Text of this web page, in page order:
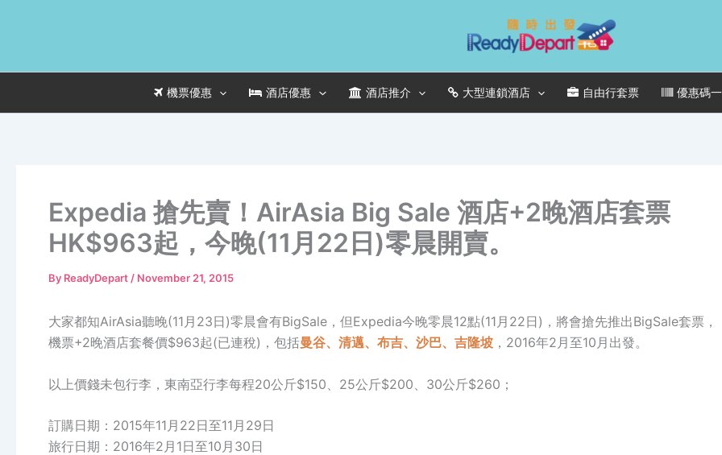
機票優惠 酒店優惠 酒店推介 大型連鎖酒店 自由行套票 優惠碼
Expedia 搶先賣！AirAsia Big Sale 酒店+2晚酒店套票
HK$963起，今晚(11月22日)零晨開賣。
By ReadyDepart / November 21, 2015
大家都知AirAsia聽晚(11月23日)零晨會有BigSale，但Expedia今晚零晨12點(11月22日)，將會搶先推出BigSale套票，
機票+2晚酒店套餐價$963起(已連稅)，包括曼谷、 清邁、 布吉、 沙巴、 吉隆坡 ，2016年2月至10月出發。
以上價錢未包行李，東南亞行李每程20公斤$150、25公斤$200、30公斤$260；
訂購日期：2015年11月22日至11月29日
旅行日期：2016年2月1日至10月30日